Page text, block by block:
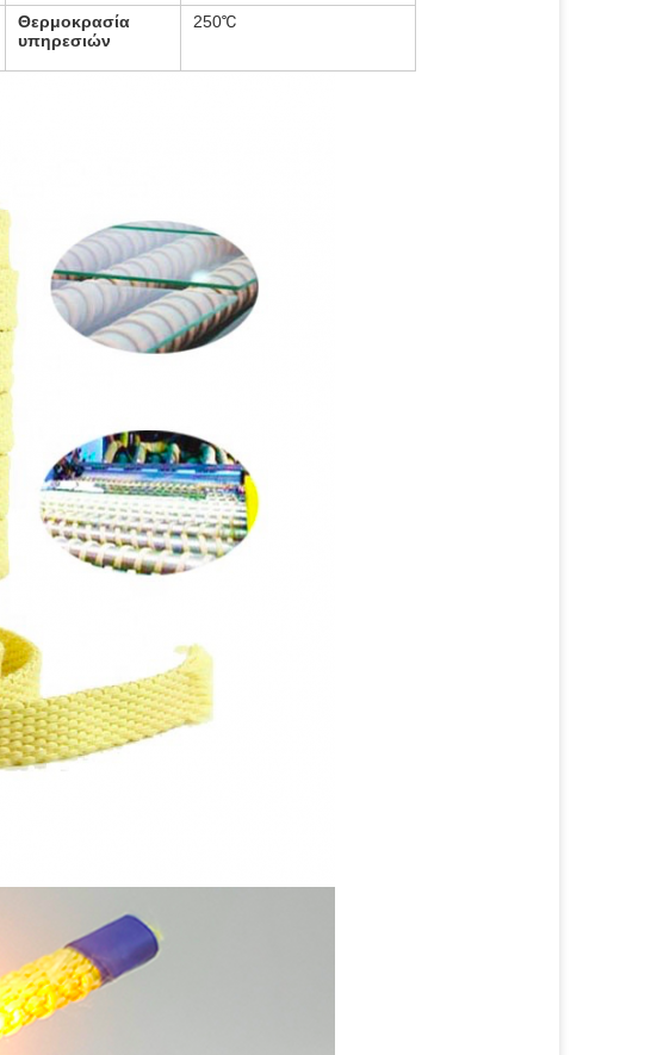
Θερμοκρασία
υπηρεσιών
250℃